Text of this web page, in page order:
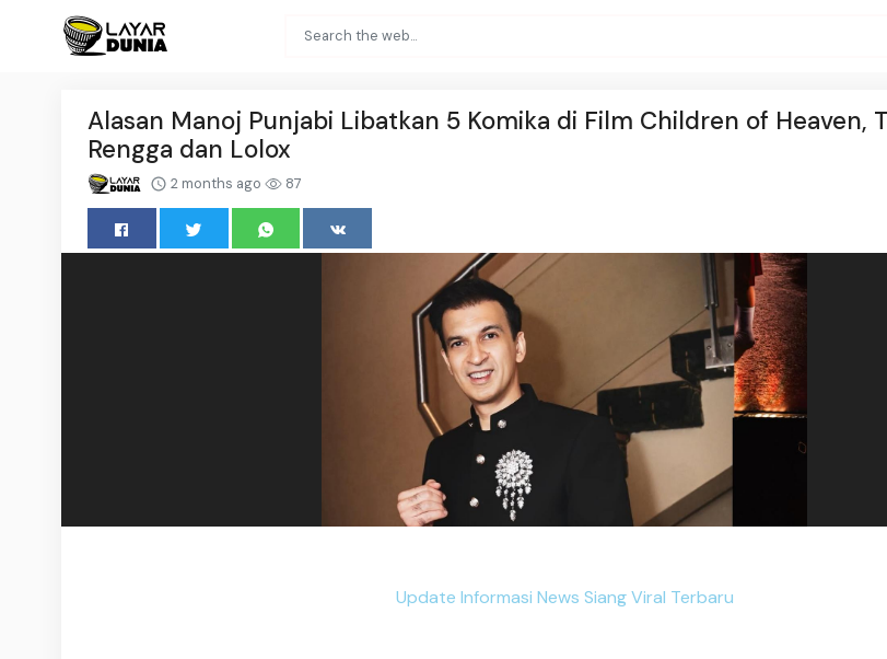
Alasan Manoj Punjabi Libatkan 5 Komika di Film Children of Heaven,
Rengga dan Lolox
2 months ago 87
Update Informasi News Siang Viral Terbaru